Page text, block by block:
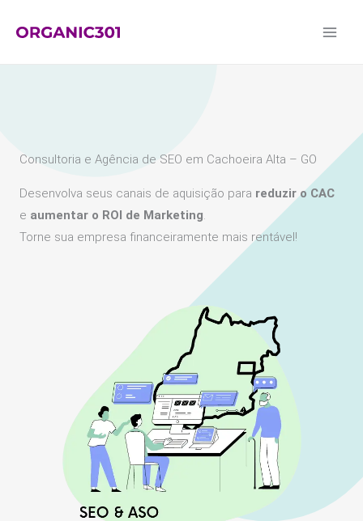
para
Consultoria e Agência de SEO em Cachoeira Alta – GO
Desenvolva seus canais de aquisição para reduzir o CAC
e aumentar o ROI de Marketing.
Torne sua empresa financeiramente mais rentável!